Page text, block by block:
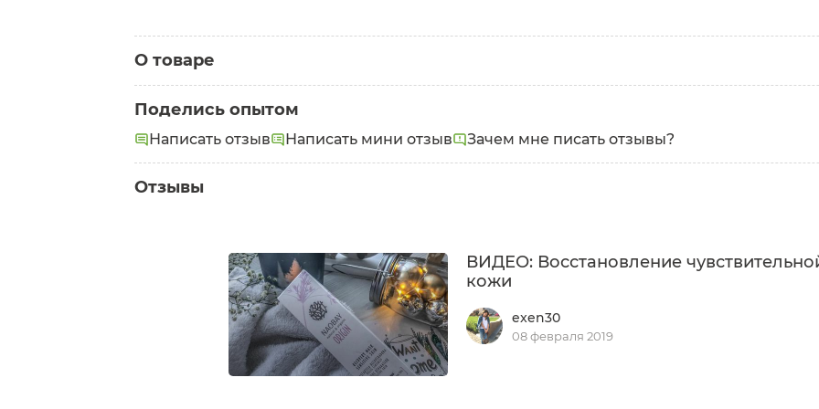
О товаре
Поделись опытом
Написать отзыв Написать мини отзыв Зачем мне писать отзывы?
Отзывы
ВИДЕО: Восстановление
кожи
exen30
08 февраля 2019